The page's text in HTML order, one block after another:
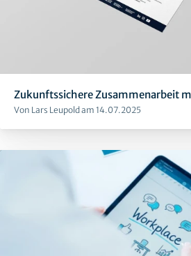
Zukunftssichere Zusammenarbeit
Von Lars Leupold am 14.07.2025